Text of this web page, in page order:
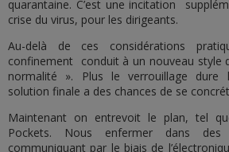
quarantaine. C’est une incitation
crise du virus, pour les dirigeants.
Au-delà de ces considérations
confinement conduit à un nouveau style
normalité ». Plus le verrouillage dure
solution finale a des chances de se
Maintenant on entrevoit le plan, tel
Pockets. Nous enfermer dans des
communiquant par le biais de